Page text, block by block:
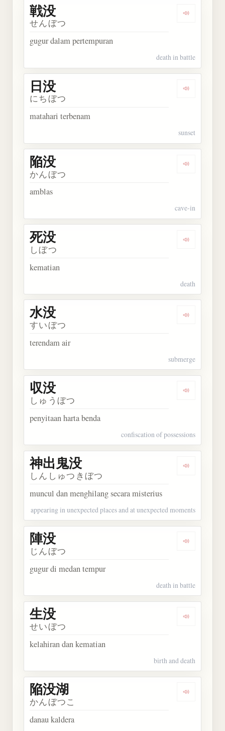
Dengarkan
戦没
せんぼつ
gugur dalam pertempuran
death in battle
Dengarkan
日没
にちぼつ
matahari terbenam
sunset
Dengarkan
陥没
かんぼつ
amblas
cave-in
Dengarkan
死没
しぼつ
kematian
death
Dengarkan
水没
すいぼつ
terendam air
submerge
Dengarkan
収没
しゅうぼつ
penyitaan harta benda
confiscation of possessions
Dengarkan
神出鬼没
しんしゅつきぼつ
muncul dan menghilang secara misterius
appearing in unexpected places and at unexpected moments
Dengarkan
陣没
じんぼつ
gugur di medan tempur
death in battle
Dengarkan
生没
せいぼつ
kelahiran dan kematian
birth and death
Dengarkan
陥没湖
かんぼつこ
danau kaldera